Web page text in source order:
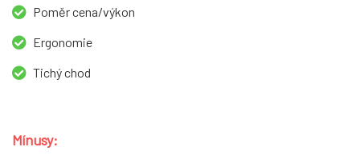
Poměr cena/výkon
Ergonomie
Tichý chod
Mínusy: